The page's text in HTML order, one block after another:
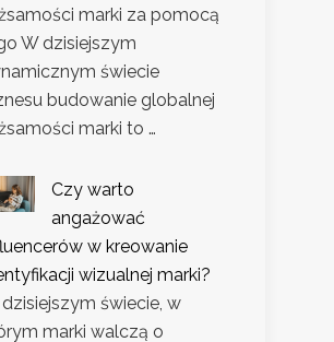
marki za pomocą
W dzisiejszym
świecie
budowanie globalnej
marki to …
Czy warto
angażować
w kreowanie
wizualnej marki?
świecie, w
marki walczą o